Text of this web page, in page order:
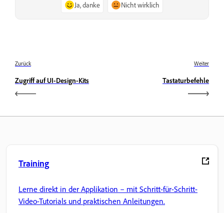
Ja, danke Nicht wirklich
Zurück
Zugriff auf UI-Design-Kits
Weiter
Tastaturbefehle
Training
Lerne direkt in der Applikation – mit Schritt-für-Schritt-
Video-Tutorials und praktischen Anleitungen.